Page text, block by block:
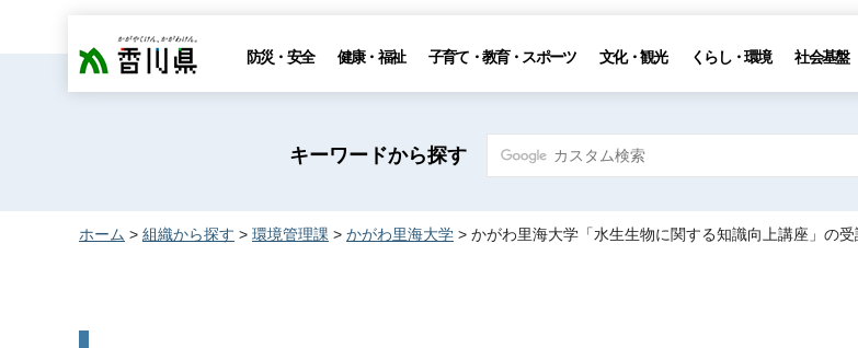
香川県 防災・安全 健康・福祉 子育て・教育・スポーツ 文化・観光 くらし・環境 社会基盤
キーワードから探す
ホーム > 組織から探す > 環境管理課 > かがわ里海大学 > かがわ里海大学「水生生物に関する知識向上講座」の